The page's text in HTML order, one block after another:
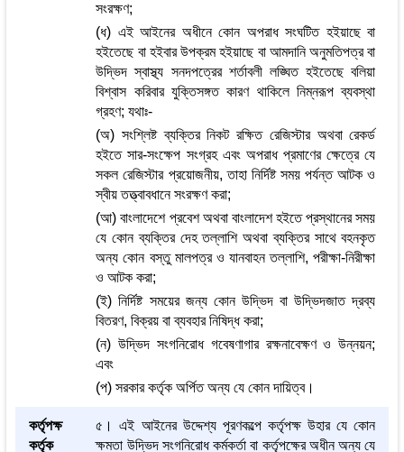
সংরক্ষণ;
(ধ) এই আইনের অধীনে কোন অপরাধ সংঘটিত হইয়াছে বা
হইতেছে বা হইবার উপক্রম হইয়াছে বা আমদানি অনুমতিপত্র বা
উদ্ভিদ স্বাস্থ্য সনদপত্রের শর্তাবলী লঙ্ঘিত হইতেছে বলিয়া
বিশ্বাস করিবার যুক্তিসঙ্গত কারণ থাকিলে নিম্নরূপ ব্যবস্থা
গ্রহণ; যথাঃ-
(অ) সংশ্লিষ্ট ব্যক্তির নিকট রক্ষিত রেজিস্টার অথবা রেকর্ড
হইতে সার-সংক্ষেপ সংগ্রহ এবং অপরাধ প্রমাণের ক্ষেত্রে যে
সকল রেজিস্টার প্রয়োজনীয়, তাহা নির্দিষ্ট সময় পর্যন্ত আটক ও
স্বীয় তত্ত্বাবধানে সংরক্ষণ করা;
(আ) বাংলাদেশে প্রবেশ অথবা বাংলাদেশ হইতে প্রস্থানের সময়
যে কোন ব্যক্তির দেহ তল্লাশি অথবা ব্যক্তির সাথে বহনকৃত
অন্য কোন বস্তু মালপত্র ও যানবাহন তল্লাশি, পরীক্ষা-নিরীক্ষা
ও আটক করা;
(ই) নির্দিষ্ট সময়ের জন্য কোন উদ্ভিদ বা উদ্ভিদজাত দ্রব্য
বিতরণ, বিক্রয় বা ব্যবহার নিষিদ্ধ করা;
(ন) উদ্ভিদ সংগনিরোধ গবেষণাগার রক্ষনাবেক্ষণ ও উন্নয়ন;
এবং
(প) সরকার কর্তৃক অর্পিত অন্য যে কোন দায়িত্ব।
কর্তৃপক্ষ
কর্তৃক
৫। এই আইনের উদ্দেশ্য পূরণকল্পে কর্তৃপক্ষ উহার যে কোন
ক্ষমতা উদ্ভিদ সংগনিরোধ কর্মকর্তা বা কর্তৃপক্ষের অধীন অন্য যে